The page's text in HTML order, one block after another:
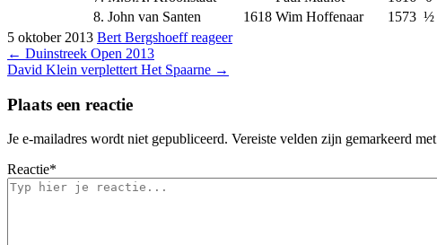
8. John van Santen 1618 Wim Hoffenaar 1573 ½
5 oktober 2013 Bert Bergshoeffreageer
Bericht
navigatie
← Duinstreek Open 2013
David Klein verplettert Het Spaarne →
Plaats een reactie
Je e-mailadres wordt niet gepubliceerd. Vereiste velden zijn gemarkeerd met
Reactie*